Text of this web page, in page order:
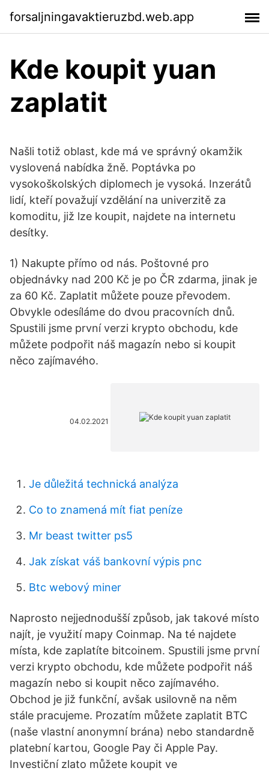
forsaljningavaktieruzbd.web.app
Kde koupit yuan
zaplatit
Našli totiž oblast, kde má ve správný okamžik
vyslovená nabídka žně. Poptávka po
vysokoškolských diplomech je vysoká. Inzerátů
lidí, kteří považují vzdělání na univerzitě za
komoditu, již lze koupit, najdete na internetu
desítky.
1) Nakupte přímo od nás. Poštovné pro
objednávky nad 200 Kč je po ČR zdarma, jinak je
za 60 Kč. Zaplatit můžete pouze převodem.
Obvykle odesíláme do dvou pracovních dnů.
Spustili jsme první verzi krypto obchodu, kde
můžete podpořit náš magazín nebo si koupit
něco zajímavého.
04.02.2021
Je důležitá technická analýza
Co to znamená mít fiat peníze
Mr beast twitter ps5
Jak získat váš bankovní výpis pnc
Btc webový miner
Naprosto nejjednodušší způsob, jak takové místo
najít, je využití mapy Coinmap. Na té najdete
místa, kde zaplatíte bitcoinem. Spustili jsme první
verzi krypto obchodu, kde můžete podpořit náš
magazín nebo si koupit něco zajímavého.
Obchod je již funkční, avšak usilovně na něm
stále pracujeme. Prozatím můžete zaplatit BTC
(naše vlastní anonymní brána) nebo standardně
platební kartou, Google Pay či Apple Pay.
Investiční zlato můžete koupit ve